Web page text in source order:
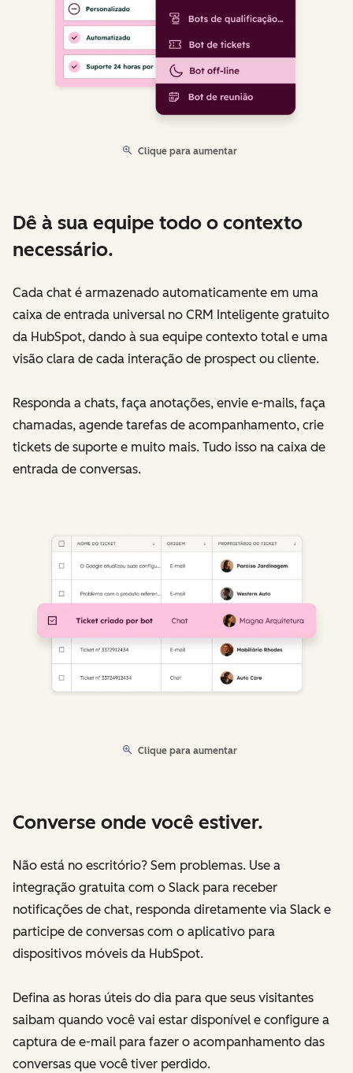
Clique para aumentar
Dê à sua equipe todo o contexto
necessário.
Cada chat é armazenado automaticamente em uma
caixa de entrada universal no CRM Inteligente gratuito
da HubSpot, dando à sua equipe contexto total e uma
visão clara de cada interação de prospect ou cliente.
Responda a chats, faça anotações, envie e-mails, faça
chamadas, agende tarefas de acompanhamento, crie
tickets de suporte e muito mais. Tudo isso na caixa de
entrada de conversas.
Clique para aumentar
Converse onde você estiver.
Não está no escritório? Sem problemas. Use a
integração gratuita com o Slack para receber
notificações de chat, responda diretamente via Slack e
participe de conversas com o aplicativo para
dispositivos móveis da HubSpot.
Defina as horas úteis do dia para que seus visitantes
saibam quando você vai estar disponível e configure a
captura de e-mail para fazer o acompanhamento das
conversas que você tiver perdido.